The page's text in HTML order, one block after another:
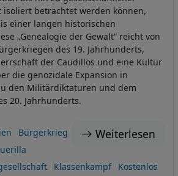
isoliert betrachtet werden können,
einer langen historischen
„Genealogie der Gewalt“ reicht von
des 19. Jahrhunderts,
der Caudillos und eine Kultur
die genozidale Expansion in
den Militärdiktaturen und dem
20. Jahrhunderts.
Weiterlesen
Bürgerkrieg
Klassenkampf
Kostenlos